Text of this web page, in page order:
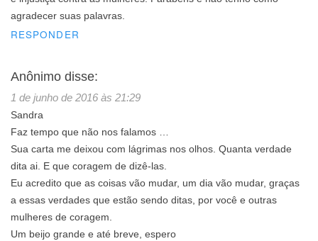
agradecer suas palavras.
RESPONDER
Anônimo disse:
1 de junho de 2016 às 21:29
Sandra
Faz tempo que não nos falamos …
Sua carta me deixou com lágrimas nos olhos. Quanta verdade
dita ai. E que coragem de dizê-las.
Eu acredito que as coisas vão mudar, um dia vão mudar, graças
a essas verdades que estão sendo ditas, por você e outras
mulheres de coragem.
Um beijo grande e até breve, espero